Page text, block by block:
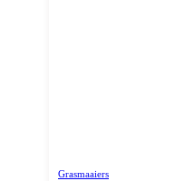
Grasmaaiers